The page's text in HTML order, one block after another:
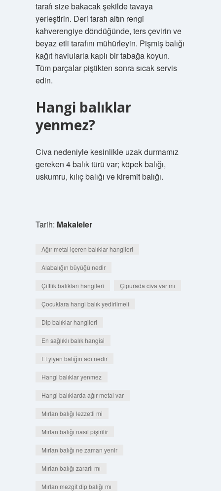
tarafı size bakacak şekilde tavaya
yerleştirin. Deri tarafı altın rengi
kahverengiye döndüğünde, ters çevirin ve
beyaz etli tarafını mühürleyin. Pişmiş balığı
kağıt havlularla kaplı bir tabağa koyun.
Tüm parçalar piştikten sonra sıcak servis
edin.
Hangi balıklar
yenmez?
Civa nedeniyle kesinlikle uzak durmamız
gereken 4 balık türü var; köpek balığı,
uskumru, kılıç balığı ve kiremit balığı.
Tarih: Makaleler
Ağır metal içeren balıklar hangileri
Alabalığın büyüğü nedir
Çiftlik balıkları hangileri Çipurada civa var mı
Çocuklara hangi balık yedirilmeli
Dip balıklar hangileri
En sağlıklı balık hangisi
Et yiyen balığın adı nedir
Hangi balıklar yenmez
Hangi balıklarda ağır metal var
Mırlan balığı lezzetli mi
Mırlan balığı nasıl pişirilir
Mırlan balığı ne zaman yenir
Mırlan balığı zararlı mı
Mırlan mezgit dip balığı mı